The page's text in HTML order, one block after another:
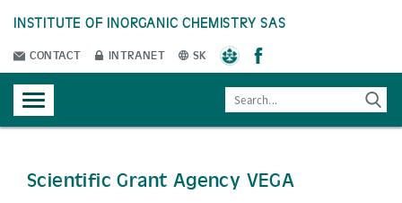
INSTITUTE OF INORGANIC CHEMISTRY SAS
CONTACT INTRANET SK
Scientific Grant Agency VEGA